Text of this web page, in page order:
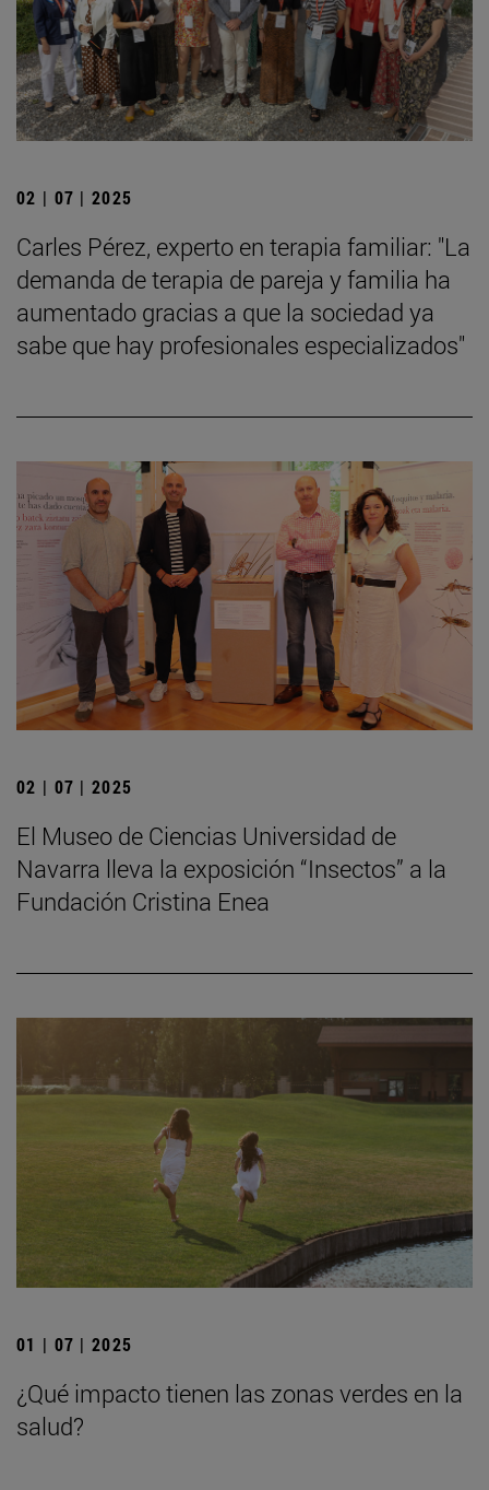
02 | 07 | 2025
Carles Pérez, experto en terapia familiar: "La
demanda de terapia de pareja y familia ha
aumentado gracias a que la sociedad ya
sabe que hay profesionales especializados"
02 | 07 | 2025
El Museo de Ciencias Universidad de
Navarra lleva la exposición “Insectos” a la
Fundación Cristina Enea
01 | 07 | 2025
¿Qué impacto tienen las zonas verdes en la
salud?